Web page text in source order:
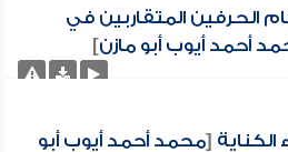
الحرفين المتقاربين في
أحمد أيوب أبو مازن]
[محمد أحمد أيوب أبو